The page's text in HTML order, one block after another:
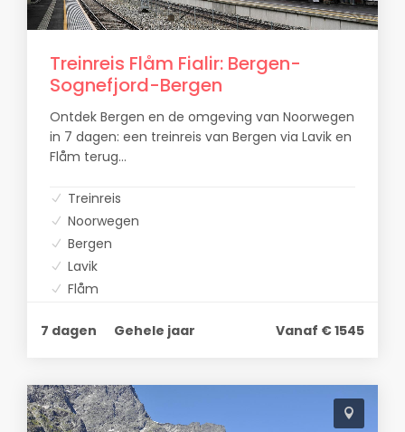
Treinreis Flåm Fialir: Bergen-
Sognefjord-Bergen
Ontdek Bergen en de omgeving van Noorwegen
in 7 dagen: een treinreis van Bergen via Lavik en
Flåm terug...
Treinreis
Noorwegen
Bergen
Lavik
Flåm
7 dagen Gehele jaar Vanaf € 1545